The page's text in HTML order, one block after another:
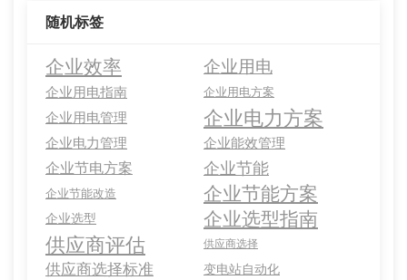
随机标签
企业效率 企业用电
企业用电指南 企业用电方案
企业用电管理 企业电力方案
企业电力管理 企业能效管理
企业节电方案 企业节能
企业节能改造 企业节能方案
企业选型 企业选型指南
供应商评估 供应商选择
供应商选择标准 变电站自动化